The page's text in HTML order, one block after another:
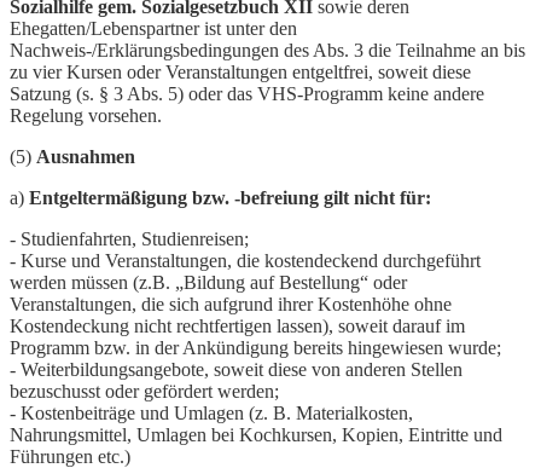
Sozialhilfe gem. Sozialgesetzbuch XII sowie deren
Ehegatten/Lebenspartner ist unter den
Nachweis-/Erklärungsbedingungen des Abs. 3 die Teilnahme an bis
zu vier Kursen oder Veranstaltungen entgeltfrei, soweit diese
Satzung (s. § 3 Abs. 5) oder das VHS-Programm keine andere
Regelung vorsehen.
(5) Ausnahmen
a) Entgeltermäßigung bzw. -befreiung gilt nicht für:
- Studienfahrten, Studienreisen;
- Kurse und Veranstaltungen, die kostendeckend durchgeführt
werden müssen (z.B. „Bildung auf Bestellung“ oder
Veranstaltungen, die sich aufgrund ihrer Kostenhöhe ohne
Kostendeckung nicht rechtfertigen lassen), soweit darauf im
Programm bzw. in der Ankündigung bereits hingewiesen wurde;
- Weiterbildungsangebote, soweit diese von anderen Stellen
bezuschusst oder gefördert werden;
- Kostenbeiträge und Umlagen (z. B. Materialkosten,
Nahrungsmittel, Umlagen bei Kochkursen, Kopien, Eintritte und
Führungen etc.)